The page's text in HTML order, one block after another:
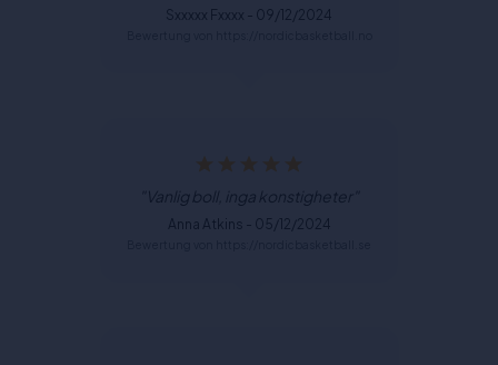
Sxxxxx Fxxxx - 09/12/2024
"Vanlig boll, inga konstigheter"
Anna Atkins - 05/12/2024